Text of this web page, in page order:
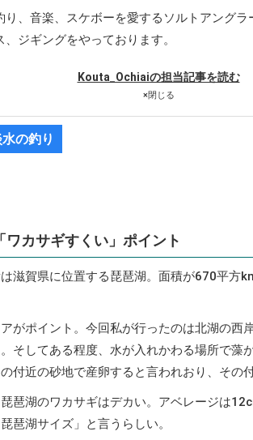
り、音楽、スケボーを愛するソルトアング
、ジギングをやっております。
Kouta_Ochiaiの担当記事を読む
×閉じる
の釣り
ワカサギすくい」ポイント
滋賀県に位置する琵琶湖。面積が670平方
がポイント。今回私が行ったのは北湖の西
そしてある程度、水が入れかわる場所で藻
付近の砂地で産卵すると言われおり、その
琶湖のワカサギはデカい。アベレージは
琶湖サイズ」と言うらしい。